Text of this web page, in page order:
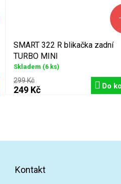
SMART 322 R blikačka zadní
TURBO MINI
Skladem (6 ks)
299 Kč
249 Kč Do
Kontakt